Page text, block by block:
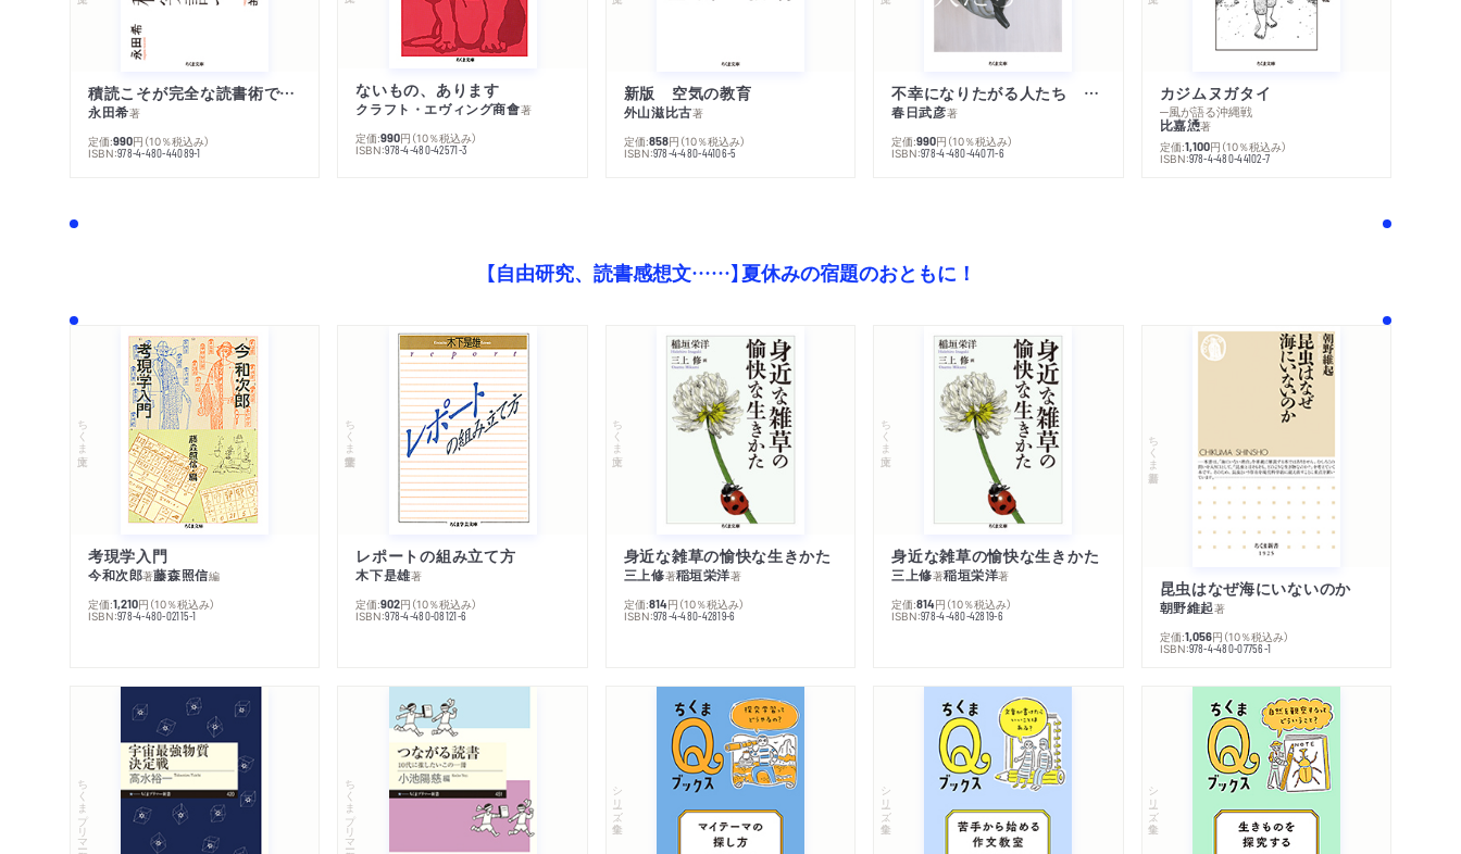
積読こそが完全な読書術である
永田希著
定価:990円 （10％税込み）
ISBN:978-4-480-44089-1
ないもの、あります
クラフト・エヴィング商會著
定価:990円 （10％税込み）
ISBN:978-4-480-42571-3
新版 空気の教育
外山滋比古著
定価:858円 （10％税込み）
ISBN:978-4-480-44106-5
不幸になりたがる人たち 増補新版
春日武彦著
定価:990円 （10％税込み）
ISBN:978-4-480-44071-6
カジムヌガタイ
─風が語る沖縄戦
比嘉慂著
定価:1,100円 （10％税込み）
ISBN:978-4-480-44102-7
【自由研究、読書感想文……】夏休みの宿題のおともに！
ちくま文庫
考現学入門
今和次郎著藤森照信編
定価:1,210円 （10％税込み）
ISBN:978-4-480-02115-1
ちくま学芸文庫
レポートの組み立て方
木下是雄著
定価:902円 （10％税込み）
ISBN:978-4-480-08121-6
ちくま文庫
身近な雑草の愉快な生きかた
三上修著稲垣栄洋著
定価:814円 （10％税込み）
ISBN:978-4-480-42819-6
ちくま文庫
身近な雑草の愉快な生きかた
三上修著稲垣栄洋著
定価:814円 （10％税込み）
ISBN:978-4-480-42819-6
ちくま新書
昆虫はなぜ海にいないのか
朝野維起著
定価:1,056円 （10％税込み）
ISBN:978-4-480-07756-1
ちくまプリマー新書 ちくまプリマー新書 シリーズ・全集 シリーズ・全集 シリーズ・全集